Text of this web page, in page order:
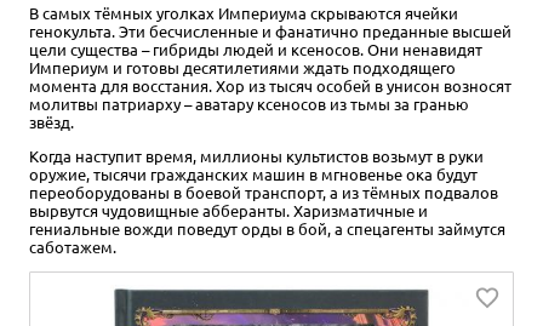
В самых тёмных уголках Империума скрываются ячейки
генокульта. Эти бесчисленные и фанатично преданные высшей
цели существа – гибриды людей и ксеносов. Они ненавидят
Империум и готовы десятилетиями ждать подходящего
момента для восстания. Хор из тысяч особей в унисон возносят
молитвы патриарху – аватару ксеносов из тьмы за гранью
звёзд.
Когда наступит время, миллионы культистов возьмут в руки
оружие, тысячи гражданских машин в мгновенье ока будут
переоборудованы в боевой транспорт, а из тёмных подвалов
вырвутся чудовищные абберанты. Харизматичные и
гениальные вожди поведут орды в бой, а спецагенты займутся
саботажем.